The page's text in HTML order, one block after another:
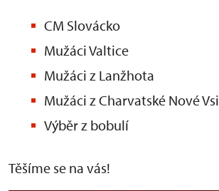
CM Slovácko
Mužáci Valtice
Mužáci z Lanžhota
Mužáci z Charvatské Nové Vsi
Výběr z bobulí
Těšíme se na vás!